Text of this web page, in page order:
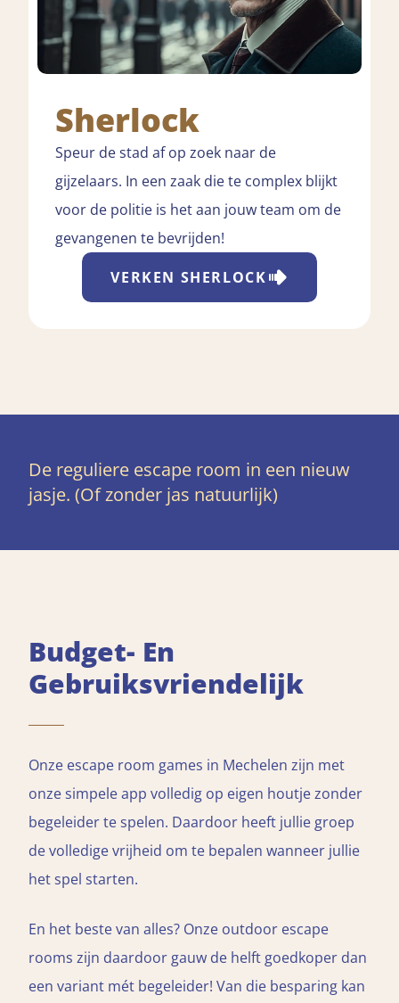
Sherlock
Speur de stad af op zoek naar de
gijzelaars. In een zaak die te complex blijkt
voor de politie is het aan jouw team om de
gevangenen te bevrijden!
VERKEN SHERLOCK
De reguliere escape room in een nieuw
jasje. (Of zonder jas natuurlijk)
Budget- En
Gebruiksvriendelijk
Onze escape room games in Mechelen zijn met
onze simpele app volledig op eigen houtje zonder
begeleider te spelen. Daardoor heeft jullie groep
de volledige vrijheid om te bepalen wanneer jullie
het spel starten.
En het beste van alles? Onze outdoor escape
rooms zijn daardoor gauw de helft goedkoper dan
een variant mét begeleider! Van die besparing kan